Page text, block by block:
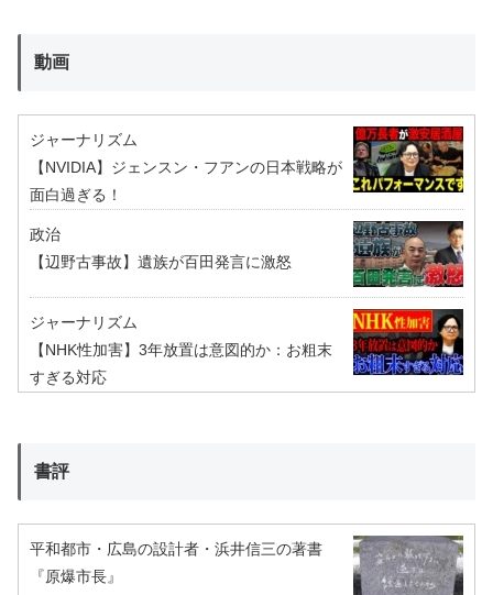
動画
ジャーナリズム
【NVIDIA】ジェンスン・フアンの日本戦略が
面白過ぎる！
政治
【辺野古事故】遺族が百田発言に激怒
ジャーナリズム
【NHK性加害】3年放置は意図的か：お粗末
すぎる対応
書評
平和都市・広島の設計者・浜井信三の著書
『原爆市長』